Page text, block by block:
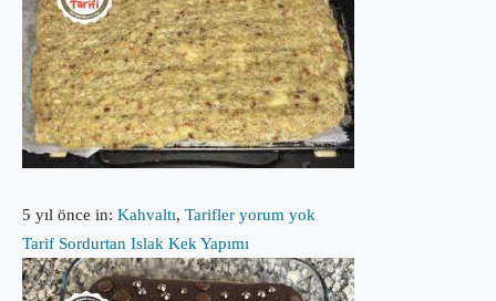
5 yıl önce in: Kahvaltı, Tarifler yorum yok
Tarif Sordurtan Islak Kek Yapımı